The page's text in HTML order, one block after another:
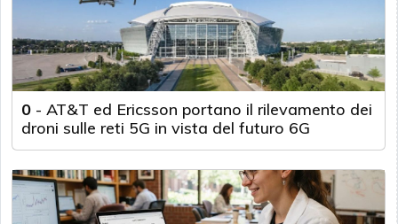
0 - AT&T ed Ericsson portano il rilevamento dei
droni sulle reti 5G in vista del futuro 6G